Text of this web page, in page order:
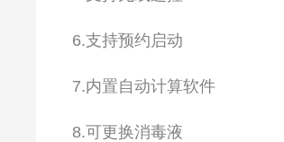
6.支持预约启动
7.内置自动计算软件
8.可更换消毒液